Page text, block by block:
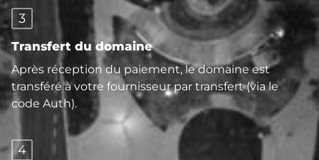
3
Transfert du domaine
Après réception du paiement, le domaine est
transféré à votre fournisseur par transfert (via le
code Auth).
4